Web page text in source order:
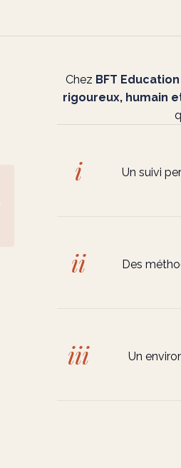
Chez BFT
rigoureux, humain
i
Un suivi
ii
Des
iii
Un